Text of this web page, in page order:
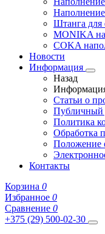
Штанга для
MONIKA
COKA
Новости
Информация
Назад
Статьи о
Публичный
Политика
Обработка
Положение
Контакты
Корзина 0
Избранное 0
Сравнение 0
+375 (29) 500-02-30